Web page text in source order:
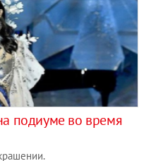
подиуме во время